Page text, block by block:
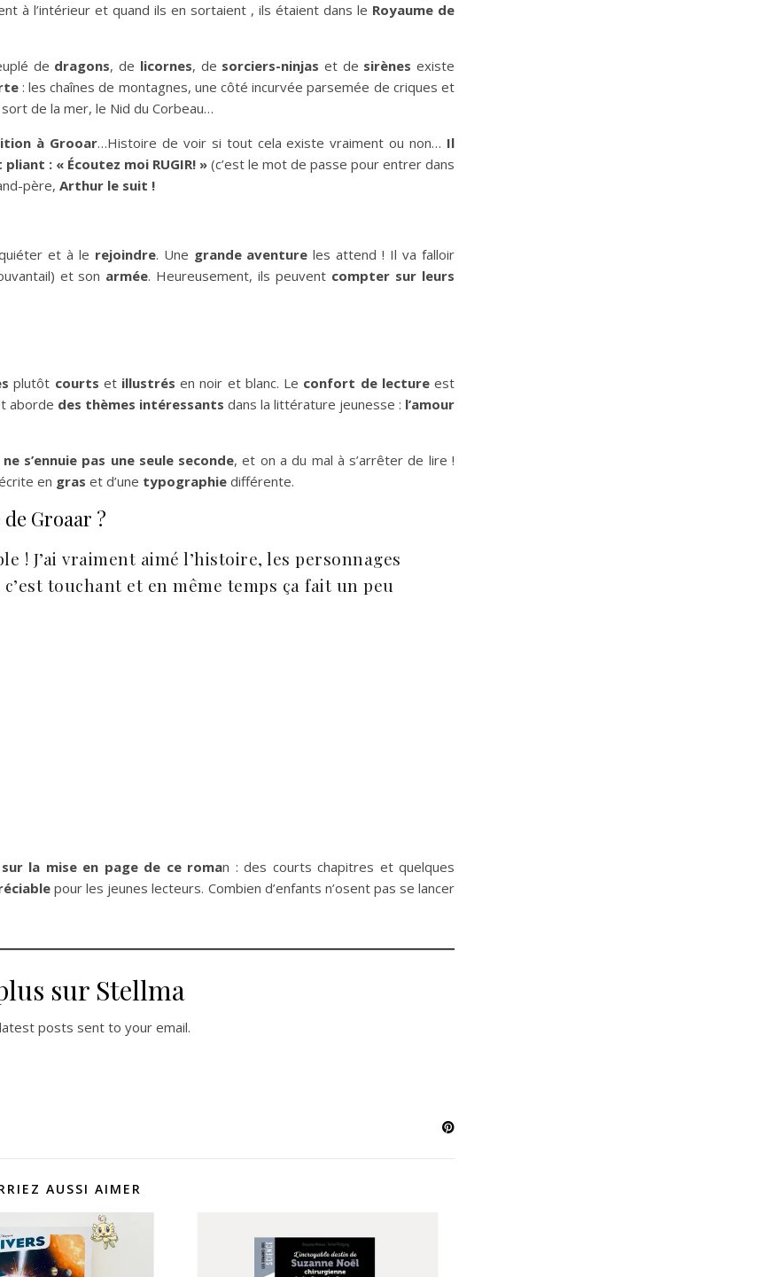
à l’intérieur et quand ils en sortaient , ils étaient dans le Royaume de
de dragons, de licornes, de sorciers-ninjas et de sirènes existe
: les chaînes de montagnes, une côté incurvée parsemée de criques et
de la mer, le Nid du Corbeau…
à Grooar…Histoire de voir si tout cela existe vraiment ou non… Il
: « Écoutez moi RUGIR! » (c’est le mot de passe pour entrer dans
père, Arthur le suit !
et à le rejoindre. Une grande aventure les attend ! Il va falloir
et son armée. Heureusement, ils peuvent compter sur leurs
plutôt courts et illustrés en noir et blanc. Le confort de lectureest
aborde des thèmes intéressants dans la littérature jeunesse : l’amour
ne s’ennuie pas une seule seconde, et on a du mal à s’arrêter de lire !
en gras et d’une typographie différente.
Groaar ?
! J’ai vraiment aimé l’histoire, les personnages
touchant et en même temps ça fait un peu
la mise en page de ce roman : des courts chapitres et quelques
pour les jeunes lecteurs. Combien d’enfants n’osent pas se lancer
sur Stellma
posts sent to your email.
AUSSI AIMER